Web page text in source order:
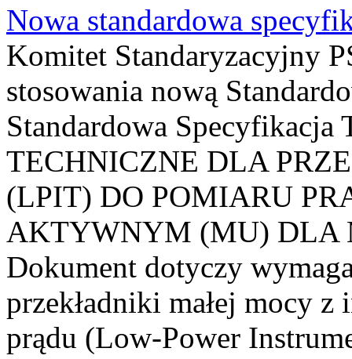
Nowa standardowa
Komitet Standaryzacyjny
stosowania nową
Standardowa
TECHNICZNE DLA
(LPIT) DO POMIARU
AKTYWNYM (MU) DLA
Dokument dotyczy
przekładniki małej mocy
prądu (Low-Power